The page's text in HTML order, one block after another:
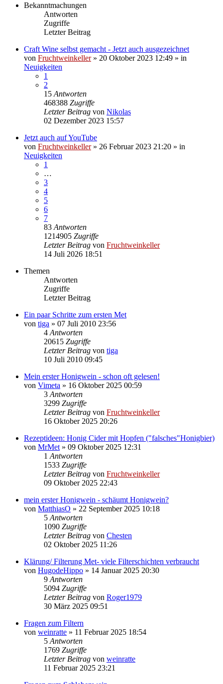
Bekanntmachungen
Antworten
Zugriffe
Letzter Beitrag
Craft Wine selbst gemacht - Jetzt auch ausgezeichnet
von Fruchtweinkeller» 20 Oktober 2023 12:49 » in
Neuigkeiten
1
2
15 Antworten
468388 Zugriffe
Letzter Beitrag von Nikolas
02 Dezember 2023 15:57
Jetzt auch auf YouTube
von Fruchtweinkeller» 26 Februar 2023 21:20 » in
Neuigkeiten
1
…
3
4
5
6
7
83 Antworten
1214905 Zugriffe
Letzter Beitrag von Fruchtweinkeller
14 Juli 2026 18:51
Themen
Antworten
Zugriffe
Letzter Beitrag
Ein paar Schritte zum ersten Met
von tiga » 07 Juli 2010 23:56
4 Antworten
20615 Zugriffe
Letzter Beitrag von tiga
10 Juli 2010 09:45
Mein erster Honigwein - schon oft gelesen!
von Vimeta » 16 Oktober 2025 00:59
3 Antworten
3299 Zugriffe
Letzter Beitrag von Fruchtweinkeller
16 Oktober 2025 20:26
Rezeptideen: Honig Cider mit Hopfen ("falsches"Honigbier)
von MrMet » 09 Oktober 2025 12:31
1 Antworten
1533 Zugriffe
Letzter Beitrag von Fruchtweinkeller
09 Oktober 2025 22:43
mein erster Honigwein - schäumt Honigwein?
von MatthiasO » 22 September 2025 10:18
5 Antworten
1090 Zugriffe
Letzter Beitrag von Chesten
02 Oktober 2025 11:26
Klärung/ Filterung Met- viele Filterschichten verbraucht
von HugodeHippo » 14 Januar 2025 20:30
9 Antworten
5094 Zugriffe
Letzter Beitrag von Roger1979
30 März 2025 09:51
Fragen zum Filtern
von weinratte » 11 Februar 2025 18:54
5 Antworten
1769 Zugriffe
Letzter Beitrag von weinratte
11 Februar 2025 23:21